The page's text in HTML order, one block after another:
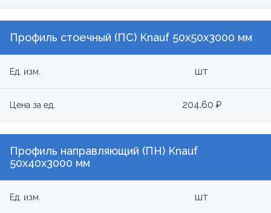
Профиль стоечный (ПС) Knauf 50x50x3000 мм
Ед. изм. шт
Цена за ед. 204.60 ₽
Профиль направляющий (ПН) Knauf
50x40x3000 мм
Ед. изм. шт